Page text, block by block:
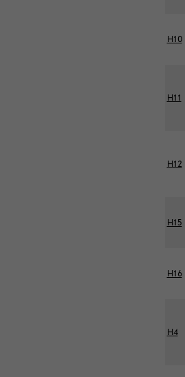
H10
H11
H12
H15
H16
H4